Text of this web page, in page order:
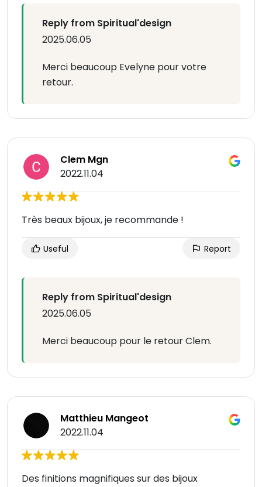
Reply from Spiritual'design
2025.06.05
Merci beaucoup Evelyne pour votre
retour.
Clem Mgn
2022.11.04
Très beaux bijoux, je recommande !
Useful Report
Reply from Spiritual'design
2025.06.05
Merci beaucoup pour le retour Clem.
Matthieu Mangeot
2022.11.04
Des finitions magnifiques sur des bijoux